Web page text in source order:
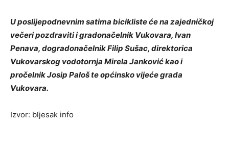
U poslijepodnevnim satima bicikliste će na zajedničkoj
večeri pozdraviti i gradonačelnik Vukovara, Ivan
Penava, dogradonačelnik Filip Sušac, direktorica
Vukovarskog vodotornja Mirela Janković kao i
pročelnik Josip Paloš te općinsko vijeće grada
Vukovara.
Izvor: bljesak info